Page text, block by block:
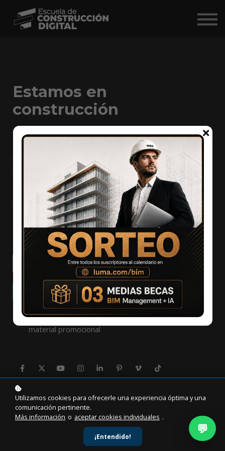
Comunidad
Iniciar Sesión
Estamos en
construcción
Somos la primera escuela completamente en línea que
ayuda a los profesionales a alcanzar sus objetivos a largo
plazo. Nuestro nuevo sitio web con toneladas de nuevo
material está actualmente en construcción y estará
disponible muy pronto. Mientras tanto, puedes dejar tu
correo electrónico y ser el primero en saber cuándo
lanzamos, además de recibir consejos y ofertas exclusivas.
Countdown ended
Recibir notificaciones
Quiero recibir noticias, consejos, trucos y otro
material promocional
💬
Utilizamos cookies para ofrecerle una experiencia óptima y una
comunicación pertinente.
Más información o aceptar cookies individuales .
¡Entendido!